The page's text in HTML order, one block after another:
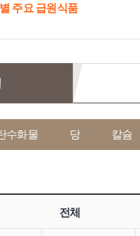
주요 급원식품
수화물 당 칼슘
전체